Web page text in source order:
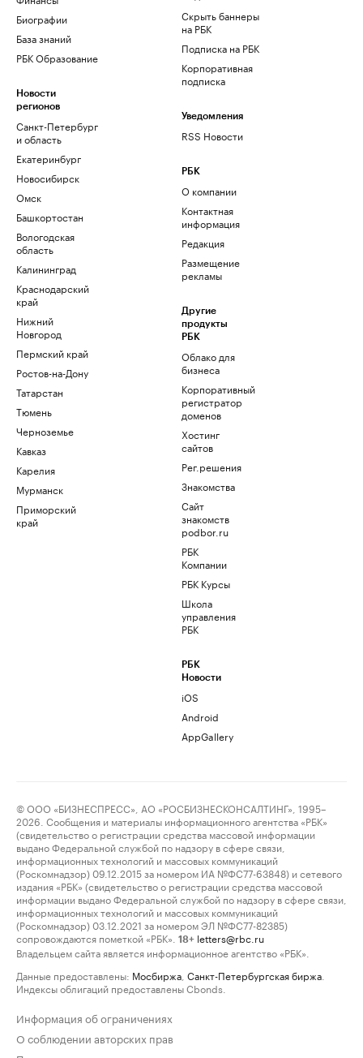
Биографии
База знаний
РБК Образование
Новости
регионов
Санкт-Петербург
и область
Екатеринбург
Новосибирск
Омск
Башкортостан
Вологодская
область
Калининград
Краснодарский
край
Нижний
Новгород
Пермский край
Ростов-на-Дону
Татарстан
Тюмень
Черноземье
Кавказ
Карелия
Мурманск
Приморский
край
Скрыть баннеры
на РБК
Подписка на РБК
Корпоративная
подписка
Уведомления
RSS Новости
РБК
О компании
Контактная
информация
Редакция
Размещение
рекламы
Другие
продукты
РБК
Облако для
бизнеса
Корпоративный
регистратор
доменов
Хостинг
сайтов
Рег.решения
Знакомства
Сайт
знакомств
podbor.ru
РБК
Компании
РБК Курсы
Школа
управления
РБК
РБК
Новости
iOS
Android
AppGallery
© ООО «БИЗНЕСПРЕСС», АО «РОСБИЗНЕСКОНСАЛТИНГ», 1995–
2026. Сообщения и материалы информационного агентства «РБК»
(свидетельство о регистрации средства массовой информации
выдано Федеральной службой по надзору в сфере связи,
информационных технологий и массовых коммуникаций
(Роскомнадзор) 09.12.2015 за номером ИА №ФС77-63848) и сетевого
издания «РБК» (свидетельство о регистрации средства массовой
информации выдано Федеральной службой по надзору в сфере связи,
информационных технологий и массовых коммуникаций
(Роскомнадзор) 03.12.2021 за номером ЭЛ №ФС77-82385)
сопровождаются пометкой «РБК».
18+ letters@rbc.ru
Владельцем сайта является информационное агентство «РБК».
Данные предоставлены: Мосбиржа Санкт-Петербургская биржа
Индексы облигаций предоставлены Cbonds.
Информация об ограничениях
О соблюдении авторских прав